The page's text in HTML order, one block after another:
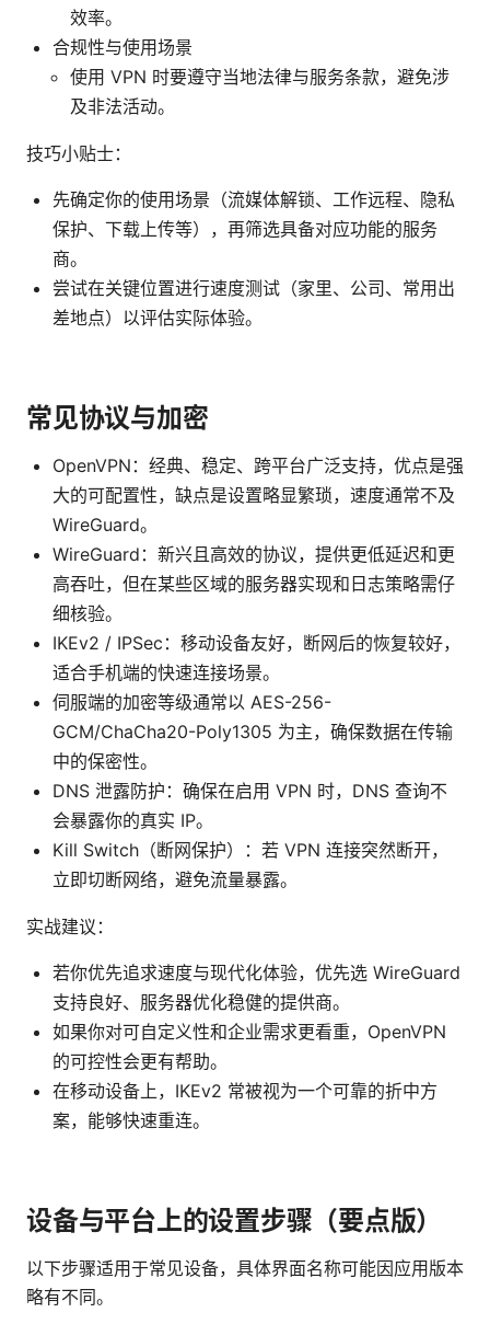
效率。
合规性与使用场景
使用 VPN 时要遵守当地法律与服务条款，避免涉
及非法活动。
技巧小贴士：
先确定你的使用场景（流媒体解锁、工作远程、隐私
保护、下载上传等），再筛选具备对应功能的服务
商。
尝试在关键位置进行速度测试（家里、公司、常用出
差地点）以评估实际体验。
常见协议与加密
OpenVPN：经典、稳定、跨平台广泛支持，优点是强
大的可配置性，缺点是设置略显繁琐，速度通常不及
WireGuard。
WireGuard：新兴且高效的协议，提供更低延迟和更
高吞吐，但在某些区域的服务器实现和日志策略需仔
细核验。
IKEv2 / IPSec：移动设备友好，断网后的恢复较好，
适合手机端的快速连接场景。
伺服端的加密等级通常以 AES-256-
GCM/ChaCha20-Poly1305 为主，确保数据在传输
中的保密性。
DNS 泄露防护：确保在启用 VPN 时，DNS 查询不
会暴露你的真实 IP。
Kill Switch（断网保护）：若 VPN 连接突然断开，
立即切断网络，避免流量暴露。
实战建议：
若你优先追求速度与现代化体验，优先选 WireGuard
支持良好、服务器优化稳健的提供商。
如果你对可自定义性和企业需求更看重，OpenVPN
的可控性会更有帮助。
在移动设备上，IKEv2 常被视为一个可靠的折中方
案，能够快速重连。
设备与平台上的设置步骤（要点版）
以下步骤适用于常见设备，具体界面名称可能因应用版本
略有不同。